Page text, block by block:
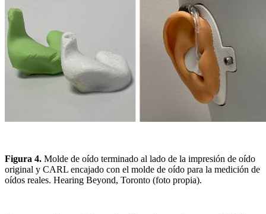
Figura 4. Molde de oído terminado al lado de la impresión de oído
original y CARL encajado con el molde de oído para la medición de
oídos reales. Hearing Beyond, Toronto (foto propia).